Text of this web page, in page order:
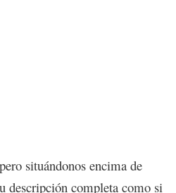
situándonos encima de
descripción completa como si